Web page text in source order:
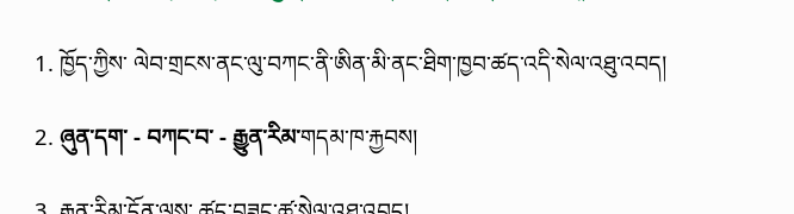
ཁྱོད་ཀྱིས་ ལེབ་གྲངས་ནང་ལུ་བཀང་ནི་ཨིན་མི་ནང་ཐིག་ཁྱབ་ཚད་འདི་སེལ་འཐུ་འབད།
ཞུན་དག་ - བཀང་བ་ - རྒྱུན་རིམ་གདམ་ཁ་རྐྱབས།